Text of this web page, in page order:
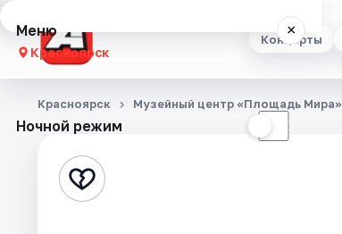
Концерты
Меню ×
Красноярск
Концерты
Стендап
Ночной режим ☾
Красноярск Музейный центр «Площадь Мира»